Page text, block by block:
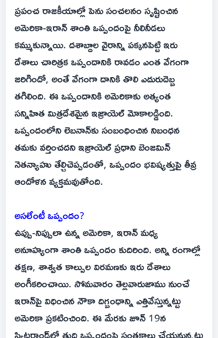
ప్రపంచ రాజకీయాల్లో పెను సంచలనం సృష్టించిన
అమెరికా-ఇరాన్ శాంతి ఒప్పందంపై నీలినీడలు
కమ్ముకున్నాయి. దశాబ్దాల వైరాన్ని పక్కనపెట్టి ఇరు
దేశాలు చారిత్రక ఒప్పందానికి రావడం ఎంత వేగంగా
జరిగిందో, అంతే వేగంగా దానికి తొలి ఎదురుదెబ్బ
తగిలింది. ఈ ఒప్పందానికి అమెరికాకు అత్యంత
సన్నిహిత మిత్రదేశమైన ఇజ్రాయెల్ మోకాలడ్డింది.
ఒప్పందంలోని లెబనాన్‌కు సంబంధించిన నిబంధన
తమకు వర్తించదని ఇజ్రాయెల్ ప్రధాని బెంజమిన్
నెతన్యాహు తేల్చిచెప్పడంతో, ఒప్పందం భవిష్యత్తుపై తీవ్ర
ఆందోళన వ్యక్తమవుతోంది.
అసలేంటీ ఒప్పందం?
ఉప్పు-నిప్పులా ఉన్న అమెరికా, ఇరాన్ మధ్య
అనూహ్యంగా శాంతి ఒప్పందం కుదిరింది. అన్ని రంగాల్లో
తక్షణ, శాశ్వత కాల్పుల విరమణకు ఇరు దేశాలు
అంగీకరించాయి. సోమవారం తెల్లవారుజాము నుంచే
ఇరాన్‌పై విధించిన నౌకా దిగ్బంధాన్ని ఎత్తివేస్తున్నట్టు
అమెరికా ప్రకటించింది. ఈ మేరకు జూన్ 19న